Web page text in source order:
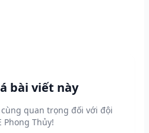
bài viết này
quan trọng đối với đội
Phong Thủy!